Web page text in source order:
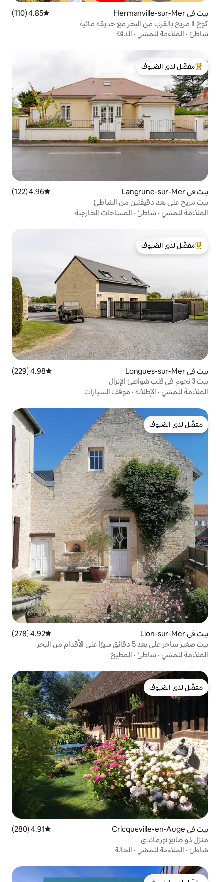
متوسط التقييم 4.85 من 5، 110 مراجعات
4.85 (110)
الدقة
الضيوف
متوسط التقييم 4.96 من 5، 122 مراجعات
4.96 (122)
من الشاطئ
المساحات الخارجية
الضيوف
متوسط التقييم 4.98 من 5، 229 مراجعات
4.98 (229)
موقف السيارات
المطبخ
متوسط التقييم 4.91 من 5، 280 مراجعات
4.91 (280)
الحالة